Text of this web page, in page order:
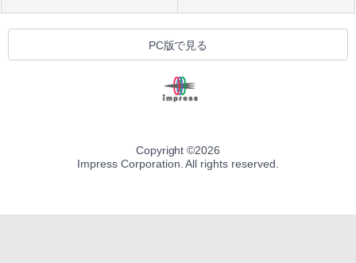
PC版で見る
Copyright ©2026
Impress Corporation. All rights reserved.